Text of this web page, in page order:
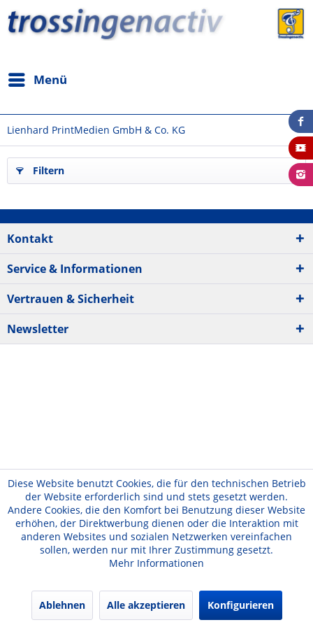
Menü
Lienhard PrintMedien GmbH & Co. KG
Filtern
Kontakt
Service & Informationen
Vertrauen & Sicherheit
Newsletter
Diese Website benutzt Cookies, die für den technischen Betrieb
der Website erforderlich sind und stets gesetzt werden.
Andere Cookies, die den Komfort bei Benutzung dieser Website
erhöhen, der Direktwerbung dienen oder die Interaktion mit
anderen Websites und sozialen Netzwerken vereinfachen
sollen, werden nur mit Ihrer Zustimmung gesetzt.
Mehr Informationen
Ablehnen Alle akzeptieren Konfigurieren